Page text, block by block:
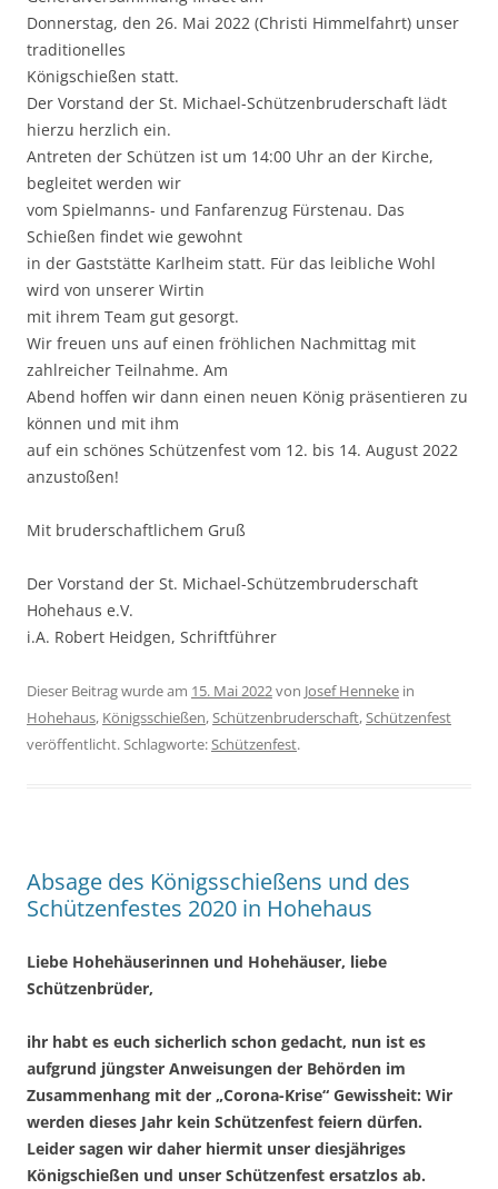
Donnerstag, den 26. Mai 2022 (Christi Himmelfahrt) unser
traditionelles
Königschießen statt.
Der Vorstand der St. Michael-Schützenbruderschaft lädt
hierzu herzlich ein.
Antreten der Schützen ist um 14:00 Uhr an der Kirche,
begleitet werden wir
vom Spielmanns- und Fanfarenzug Fürstenau. Das
Schießen findet wie gewohnt
in der Gaststätte Karlheim statt. Für das leibliche Wohl
wird von unserer Wirtin
mit ihrem Team gut gesorgt.
Wir freuen uns auf einen fröhlichen Nachmittag mit
zahlreicher Teilnahme. Am
Abend hoffen wir dann einen neuen König präsentieren zu
können und mit ihm
auf ein schönes Schützenfest vom 12. bis 14. August 2022
anzustoßen!
Mit bruderschaftlichem Gruß
Der Vorstand der St. Michael-Schützembruderschaft
Hohehaus e.V.
i.A. Robert Heidgen, Schriftführer
Dieser Beitrag wurde am 15. Mai 2022von Josef Henneke in
Hohehaus, Königsschießen,Schützenbruderschaft,Schützenfest
veröffentlicht. Schlagworte:Schützenfest.
Absage des Königsschießens und des
Schützenfestes 2020 in Hohehaus
Liebe Hohehäuserinnen und Hohehäuser, liebe
Schützenbrüder,
ihr habt es euch sicherlich schon gedacht, nun ist es
aufgrund jüngster Anweisungen der Behörden im
Zusammenhang mit der „Corona-Krise“ Gewissheit: Wir
werden dieses Jahr kein Schützenfest feiern dürfen.
Leider sagen wir daher hiermit unser diesjähriges
Königschießen und unser Schützenfest ersatzlos ab.